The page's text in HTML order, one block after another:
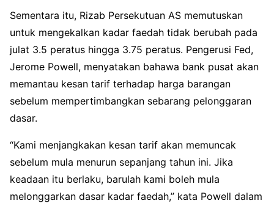
Sementara itu, Rizab Persekutuan AS memutuskan
untuk mengekalkan kadar faedah tidak berubah pada
julat 3.5 peratus hingga 3.75 peratus. Pengerusi Fed,
Jerome Powell, menyatakan bahawa bank pusat akan
memantau kesan tarif terhadap harga barangan
sebelum mempertimbangkan sebarang pelonggaran
dasar.
“Kami menjangkakan kesan tarif akan memuncak
sebelum mula menurun sepanjang tahun ini. Jika
keadaan itu berlaku, barulah kami boleh mula
melonggarkan dasar kadar faedah,” kata Powell dalam